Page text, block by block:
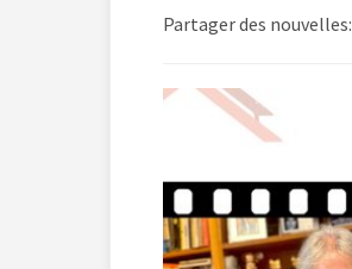
Partager des nouvelles: